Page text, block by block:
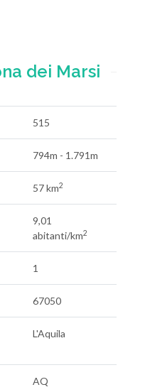
dei Marsi
515
794m - 1.791m
57 km2
9,01
abitanti/km2
1
67050
L'Aquila
AQ